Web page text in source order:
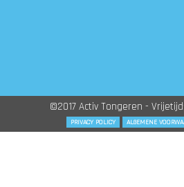
©2017 Activ Tongeren -
PRIVACY POLICY ALGEMENE